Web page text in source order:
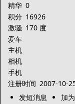
精华 0
积分 16926
激骚 170 度
爱车
主机
相机
手机
注册时间 2007-10-
发短消息
加